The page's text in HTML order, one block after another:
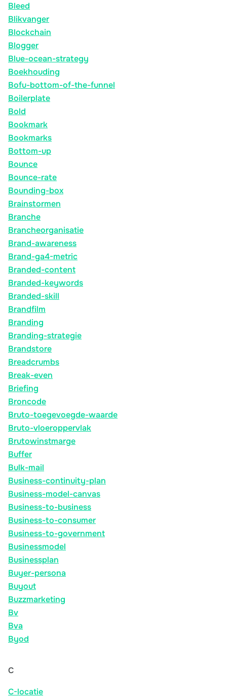
Bleed
Blikvanger
Blockchain
Blogger
Blue-ocean-strategy
Boekhouding
Bofu-bottom-of-the-funnel
Boilerplate
Bold
Bookmark
Bookmarks
Bottom-up
Bounce
Bounce-rate
Bounding-box
Brainstormen
Branche
Brancheorganisatie
Brand-awareness
Brand-ga4-metric
Branded-content
Branded-keywords
Branded-skill
Brandfilm
Branding
Branding-strategie
Brandstore
Breadcrumbs
Break-even
Briefing
Broncode
Bruto-toegevoegde-waarde
Bruto-vloeroppervlak
Brutowinstmarge
Buffer
Bulk-mail
Business-continuity-plan
Business-model-canvas
Business-to-business
Business-to-consumer
Business-to-government
Businessmodel
Businessplan
Buyer-persona
Buyout
Buzzmarketing
Bv
Bva
Byod
C
C-locatie